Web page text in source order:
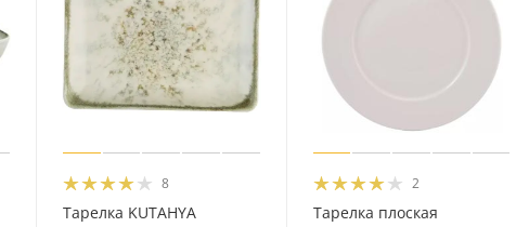
8
Тарелка KUTAHYA
2
Тарелка плоская